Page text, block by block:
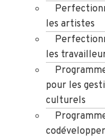
les artistes
les
pour les
culturels